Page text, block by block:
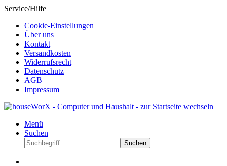
Service/Hilfe
Cookie-Einstellungen
Über uns
Kontakt
Versandkosten
Widerrufsrecht
Datenschutz
AGB
Impressum
Menü
Suchen
Suchen